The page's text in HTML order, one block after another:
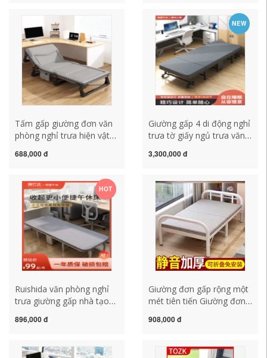
Tấm gấp giường đơn văn
phòng nghỉ trưa hiện vật
bẹp đầu bệnh viện hộ tống
688,000 đ
NEW
Giường gấp 4 di động nghỉ
trưa tờ giấy ngủ trưa văn
lớn đơn giản xốp giường
3,300,000 đ
HOT
Ruishida văn phòng nghỉ
trưa giường gấp nhà tạo
và di động hộ tống diễu
896,000 đ
Giường đơn gấp rộng một
mét tiên tiến Giường đơn
người lớn đi kèm giường
908,000 đ